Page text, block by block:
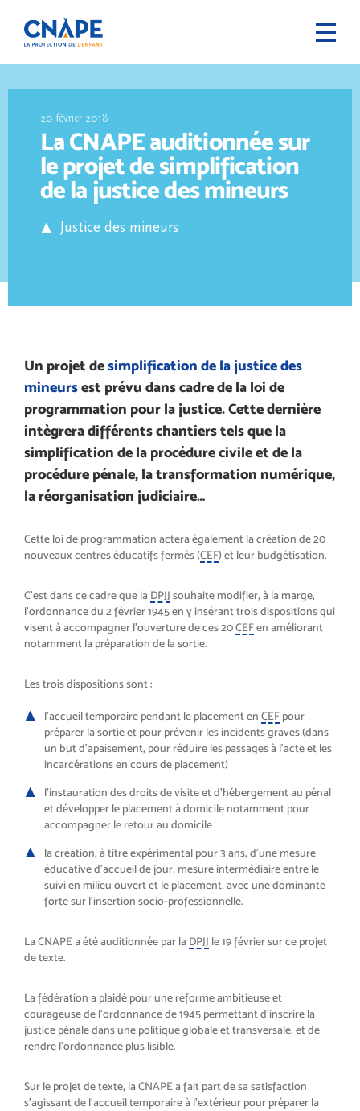
20 février 2018
La CNAPE auditionnée sur
le projet de simplification
de la justice des mineurs
Justice des mineurs
Un projet desimplification de la justice des
mineursest prévu dans cadre de la loi de
programmation pour la justice. Cette dernière
intègrera différents chantiers tels que la
simplification de la procédure civile et de la
procédure pénale, la transformation numérique,
la réorganisation judiciaire…
Cette loi de programmation actera également la création de 20
nouveaux centres éducatifs fermés (CEF) et leur budgétisation.
C’est dans ce cadre que la DPJJ souhaite modifier, à la marge,
l’ordonnance du 2 février 1945 en y insérant trois dispositions qui
visent à accompagner l’ouverture de ces 20CEFen améliorant
notamment la préparation de la sortie.
Les trois dispositions sont :
l’accueil temporaire pendant le placement en CEF pour
préparer la sortie et pour prévenir les incidents graves (dans
un but d’apaisement, pour réduire les passages à l’acte et les
incarcérations en cours de placement)
l’instauration des droits de visite et d’hébergement au pénal
et développer le placement à domicile notamment pour
accompagner le retour au domicile
la création, à titre expérimental pour 3 ans, d’une mesure
éducative d’accueil de jour, mesure intermédiaire entre le
suivi en milieu ouvert et le placement, avec une dominante
forte sur l’insertion socio-professionnelle.
La CNAPE a été auditionnée par la DPJJ le 19 février sur ce projet
de texte.
La fédération a plaidé pour une réforme ambitieuse et
courageuse de l’ordonnance de 1945 permettant d’inscrire la
justice pénale dans une politique globale et transversale, et de
rendre l’ordonnance plus lisible.
Sur le projet de texte, la CNAPE a fait part de sa satisfaction
s’agissant de l’accueil temporaire à l’extérieur pour préparer la